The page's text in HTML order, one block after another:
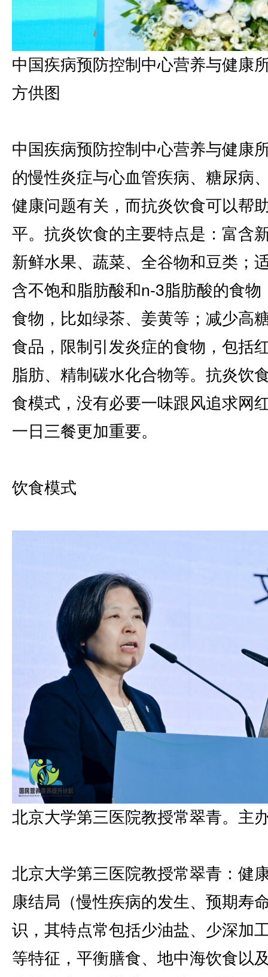
中国疾病预防控制中心营养与健康
方供图
中国疾病预防控制中心营养与健康
的慢性炎症与心血管疾病、糖尿病
健康问题有关，而抗炎饮食可以帮
平。抗炎饮食的主要特点是：富含
新鲜水果、蔬菜、全谷物和豆类；
含不饱和脂肪酸和n-3脂肪酸的食
食物，比如绿茶、姜黄等；减少高
食品，限制引发炎症的食物，包括
脂肪、精制碳水化合物等。抗炎饮
食模式，没有必要一味跟风追求网
一日三餐更加重要。
饮食模式
北京大学第三医院教授常翠青。主
北京大学第三医院教授常翠青：健
康结局（慢性疾病的发生、预期寿
识，其特点常包括少油盐、少深加
等特征，平衡膳食、地中海饮食以